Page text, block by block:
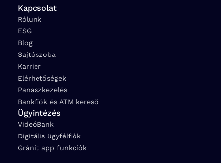
Kapcsolat
Rólunk
ESG
Blog
Sajtószoba
Karrier
Elérhetőségek
Panaszkezelés
Bankfiók és ATM kereső
Ügyintézés
VideóBank
Digitális ügyfélfiók
Gránit app funkciók